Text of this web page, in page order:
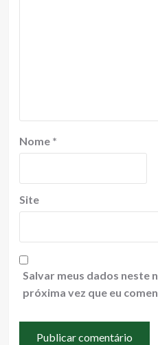
Nome *
Site
Salvar meus dados neste
próxima vez que eu